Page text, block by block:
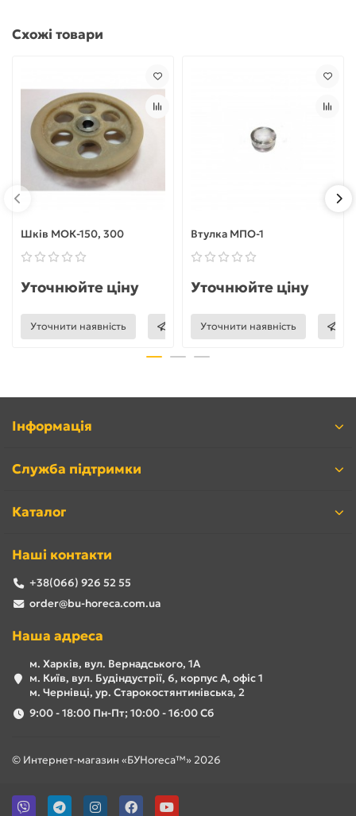
Схожі товари
Шків МОК-150, 300
Уточнюйте ціну
Уточнити наявність
Втулка МПО-1
Уточнюйте ціну
Уточнити наявність
Інформація
Служба підтримки
Каталог
Наші контакти
+38(066) 926 52 55
order@bu-horeca.com.ua
Наша адреса
м. Харків, вул. Вернадського, 1А
м. Київ, вул. Будіндустрії, 6, корпус А, офіс 1
м. Чернівці, ур. Старокостянтинівська, 2
9:00 - 18:00 Пн-Пт; 10:00 - 16:00 Сб
© Интернет-магазин «БУHoreca™» 2026